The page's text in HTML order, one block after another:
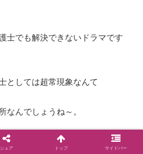
士でも解決できないドラマです
としては超常現象なんて
なんでしょうね～。
だわ～。
シェア トップ サイドバー